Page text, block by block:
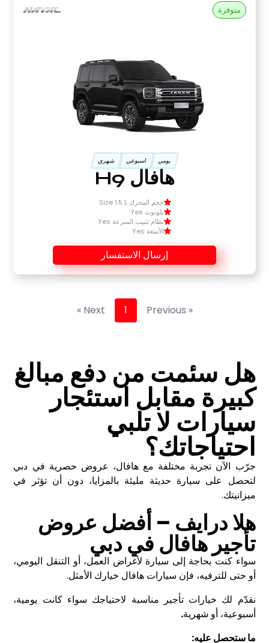
متوفرة
يومي اسبوعي شهري
هافال H9
حجم المحرك Size 1.5 L
بلوتوث Yes
نظام تثبيت السرعة Yes
الأمتعة Yes
إرسال الاستفسار
« Previous
1
Next »
هل سئمت من دفع مبالغ
كبيرة مقابل استئجار
سيارات لا تلبي
احتياجاتك؟
جرّب الآن تجربة مختلفة مع هافال، عروض حصرية في دبي
لتحصل على سيارة حديثة مليئة بالمزايا، دون أن تؤثر في
ميزانيتك.
هلا درايف – أفضل عروض
تأجيرهافال في دبي
سواء كنت بحاجة إلى سيارة لأغراض العمل، أو التنقل اليومي،
أو حتى للترفيه، فإن سيارات هافال خيارك الأمثل.
نقدّم لك خيارات تأجير مناسبة لاحتياجك سواء كانت يومية،
أسبوعية، أو شهرية.
ما ستحصل عليه: